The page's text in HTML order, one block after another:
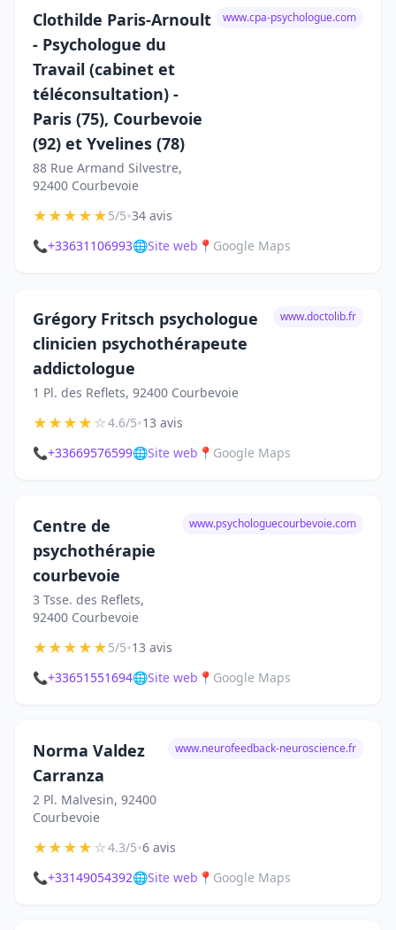
Clothilde Paris-Arnoult
- Psychologue du
Travail (cabinet et
téléconsultation) -
Paris (75), Courbevoie
(92) et Yvelines (78)
88 Rue Armand Silvestre,
92400 Courbevoie
www.cpa-psychologue.com
★★★★★5/5•34 avis
📞+33631106993🌐Site web 📍 Google Maps
Grégory Fritsch psychologue
clinicien psychothérapeute
addictologue
1 Pl. des Reflets, 92400 Courbevoie
www.doctolib.fr
★★★★☆4.6/5•13 avis
📞+33669576599🌐Site web 📍 Google Maps
Centre de
psychothérapie
courbevoie
3 Tsse. des Reflets,
92400 Courbevoie
www.psychologuecourbevoie.com
★★★★★5/5•13 avis
📞+33651551694🌐Site web 📍 Google Maps
Norma Valdez
Carranza
2 Pl. Malvesin, 92400
Courbevoie
www.neurofeedback-neuroscience.fr
★★★★☆4.3/5•6 avis
📞+33149054392🌐Site web 📍 Google Maps